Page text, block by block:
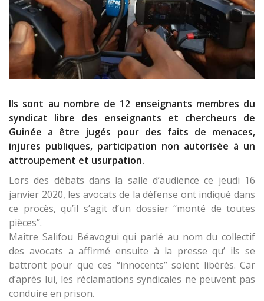
Ils sont au nombre de 12 enseignants membres du
syndicat libre des enseignants et chercheurs de
Guinée a être jugés pour des faits de menaces,
injures publiques, participation non autorisée à un
attroupement et usurpation.
Lors des débats dans la salle d’audience ce jeudi 16
janvier 2020, les avocats de la défense ont indiqué dans
ce procès, qu’il s’agit d’un dossier “monté de toutes
pièces”.
Maître Salifou Béavogui qui parlé au nom du collectif
des avocats a affirmé ensuite à la presse qu’ ils se
battront pour que ces “innocents” soient libérés. Car
d’après lui, les réclamations syndicales ne peuvent pas
conduire en prison.